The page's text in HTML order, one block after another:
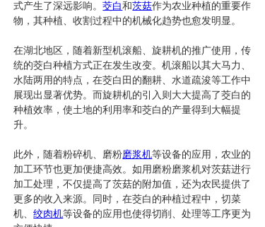
式产生了深远影响。茭白和茨菇作为农业种植的重要作
物，其种植、收割过程中的机械化趋势也愈发明显。
在湖北地区，随着新型机滚船、旋耕机的推广使用，传
统的茭白种植方式正在发生改变。机滚船以其大马力、
水陆两用的特点，在茭白田的翻耕、水道疏浚等工作中
展现出显著优势。而旋耕机的引入则大大提高了茭白的
种植效率，使土地的利用率和茭白的产量得到大幅提
升。
此外，随着粉碎机、磨粉磨浆机等设备的应用，农业的
加工环节也更加便捷高效。如用磨粉磨浆机对茨菇进行
加工处理，不仅提高了茨菇的附加值，还为农民提供了
更多的收入来源。同时，在茭白的种植过程中，切菜
机、绞肉机等设备的应用也使得切削、处理等工序更为